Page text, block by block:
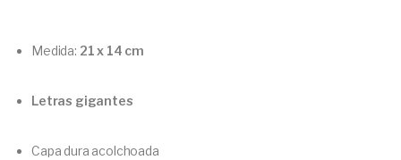
Medida: 21 x 14 cm
Letras gigantes
Capa dura acolchoada